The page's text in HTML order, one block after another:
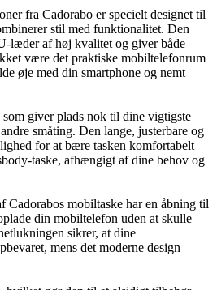
fra Cadorabo er specielt designet til
stil med funktionalitet. Den
læder af høj kvalitet og giver både
være det praktiske mobiltelefonrum
øje med din smartphone og nemt
som giver plads nok til dine vigtigste
småting. Den lange, justerbare og
for at bære tasken komfortabelt
taske, afhængigt af dine behov og
Cadorabos mobiltaske har en åbning til
din mobiltelefon uden at skulle
sikrer, at dine
mens det moderne design